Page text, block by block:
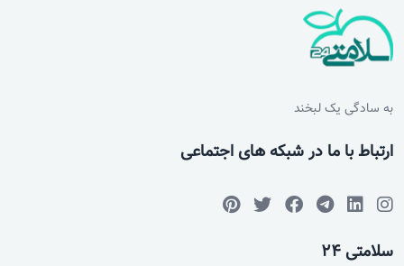
به سادگی یک لبخند
ارتباط با ما در شبکه های اجتماعی
سلامتی 24